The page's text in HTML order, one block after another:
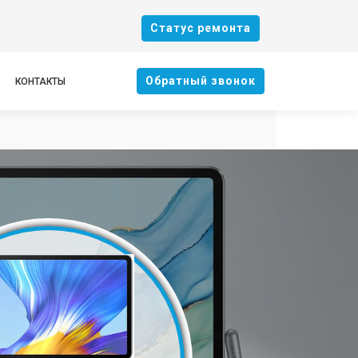
Cтатус ремонта
КОНТАКТЫ Oбратный звонок